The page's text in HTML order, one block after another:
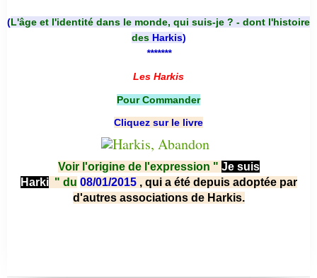
(L'âge et l'identité dans le monde, qui suis-je ? - dont l'histoire
des Harkis)
*******
Les Harkis
Pour Commander
Cliquez sur le livre
Voir l'origine de l'expression " Je suis
Harki " du 08/01/2015 , qui a été depuis adoptée par
d'autres associations de Harkis.